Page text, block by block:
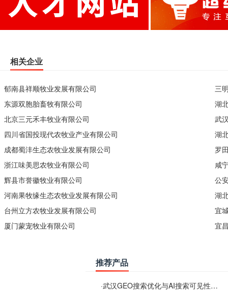
相关企业
郁南县祥顺牧业发展有限公司
东源双胞胎畜牧有限公司
北京三元禾丰牧业有限公司
四川省国投现代农牧业产业有限公司
成都蜀沣生态农牧业发展有限公司
浙江味美思农牧业有限公司
辉县市誉徽牧业有限公司
河南果牧缘生态农牧业发展有限公司
台州立方农牧业发展有限公司
厦门蒙宠牧业有限公司
三
湖
武
湖
罗
咸
公
湖
宜
宜
推荐产品
·武汉GEO搜索优化与AI搜索可见性服务